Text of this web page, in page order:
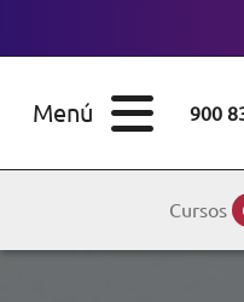
Menú 900
Cursos